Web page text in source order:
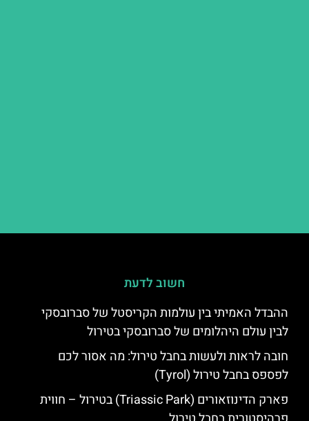
חשוב לדעת
ההבדל האמיתי בין עולמות הקריסטל של סברובסקי
לבין עולם היהלומים של סברובסקי בטירול
חובה לראות ולעשות בחבל טירול: מה אסור לכם
לפספס בחבל טירול (Tyrol)
פארק הדינוזאורים (Triassic Park) בטירול – חווית